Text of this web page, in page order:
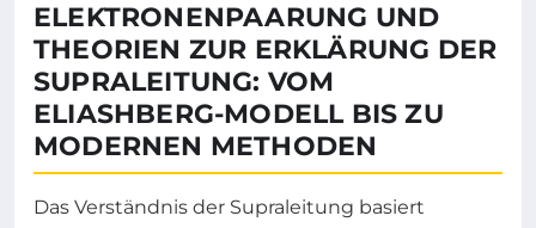
ELEKTRONENPAARUNG UND
THEORIEN ZUR ERKLÄRUNG DER
SUPRALEITUNG: VOM
ELIASHBERG-MODELL BIS ZU
MODERNEN METHODEN
Das Verständnis der Supraleitung basiert